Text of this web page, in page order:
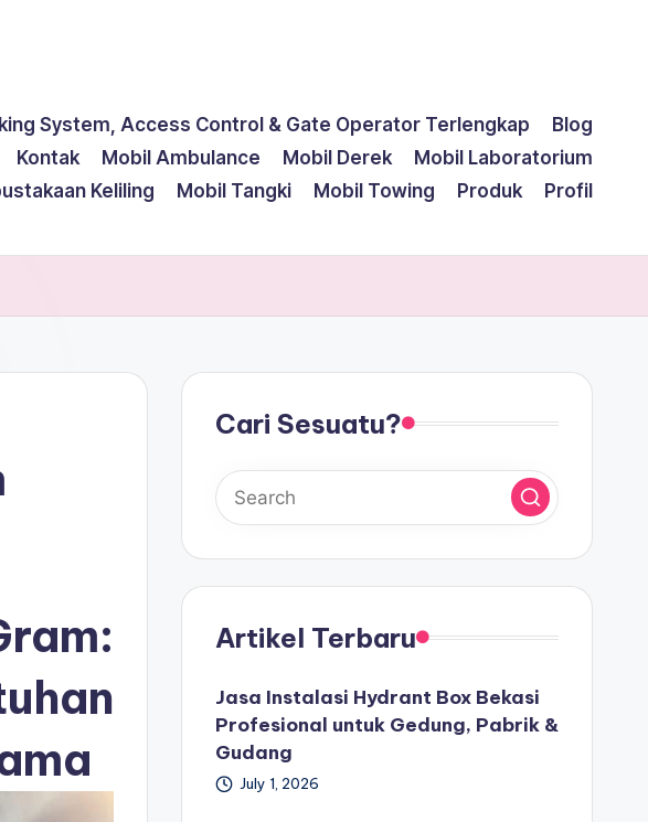
System, Access Control & Gate Operator Terlengkap
Blog
Kontak Mobil Ambulance Mobil Derek
Mobil Laboratorium
Keliling
Mobil Tangki Mobil Towing Produk
Profil
Cari Sesuatu?
Artikel Terbaru
Jasa Instalasi Hydrant Box Bekasi
Profesional untuk Gedung, Pabrik &
Gudang
July 1, 2026